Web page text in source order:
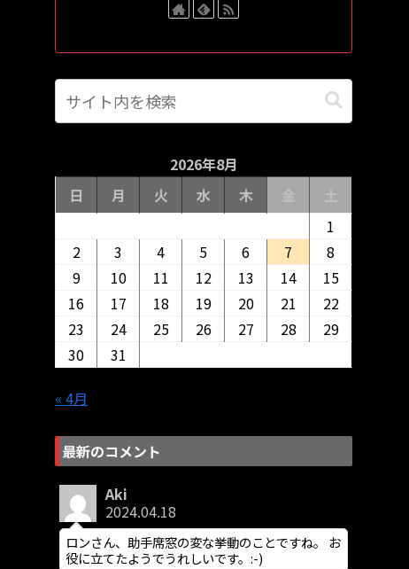
2026年8月
日
月 火 水 木
1
2
3 4 5 6 7
8
9
10 11 12 13 14
15
16
17 18 19 20 21
22
23
24 25 26 27 28
29
30
31
« 4月
最新のコメント
Aki
2024.04.18
ロンさん、助手席窓の変な挙動のことですね。 お
役に立てたようでうれしいです。:-)